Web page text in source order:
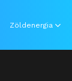
Zöldenergia